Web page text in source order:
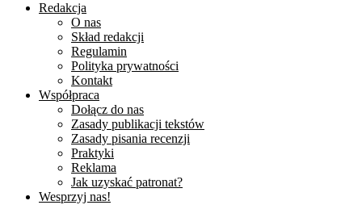
Redakcja
O nas
Skład redakcji
Regulamin
Polityka prywatności
Kontakt
Współpraca
Dołącz do nas
Zasady publikacji tekstów
Zasady pisania recenzji
Praktyki
Reklama
Jak uzyskać patronat?
Wesprzyj nas!